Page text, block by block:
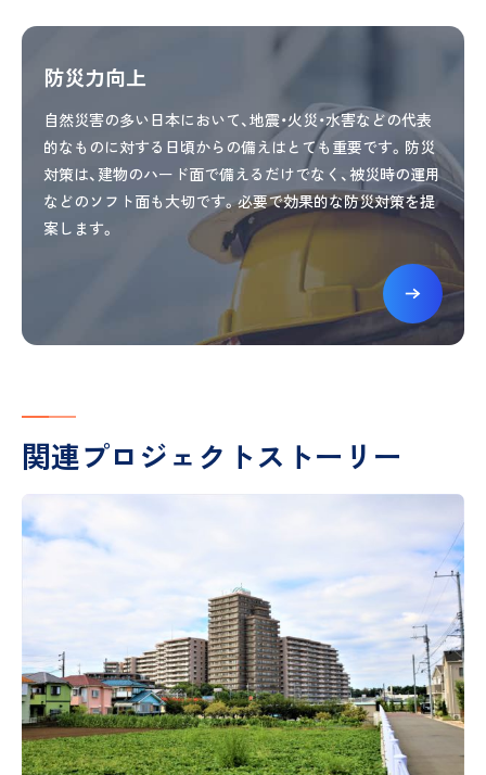
防災力向上
自然災害の多い日本において、地震・火災・水害などの代表
的なものに対する日頃からの備えはとても重要です。防災
対策は、建物のハード面で備えるだけでなく、被災時の運用
などのソフト面も大切です。必要で効果的な防災対策を提
案します。
関連プロジェクトストーリー